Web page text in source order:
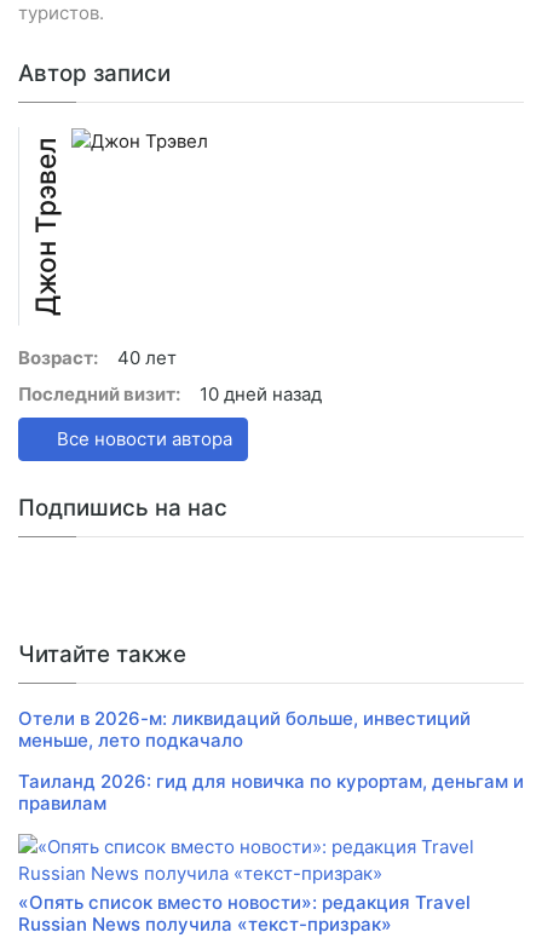
туристов.
Автор записи
Джон Трэвел
Возраст:
40 лет
Последний визит:
10 дней назад
Все новости автора
Подпишись на нас
Читайте также
Отели в 2026-м: ликвидаций больше, инвестиций
меньше, лето подкачало
Таиланд 2026: гид для новичка по курортам, деньгам и
правилам
«Опять список вместо новости»: редакция Travel
Russian News получила «текст-призрак»